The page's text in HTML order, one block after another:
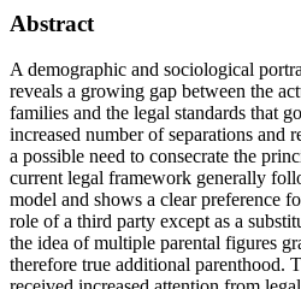
Abstract
A demographic and sociological
reveals a growing gap between the
families and the legal standards that
increased number of separations and
a possible need to consecrate the
current legal framework generally
model and shows a clear preference
role of a third party except as a
the idea of multiple parental figures
therefore true additional parenthood.